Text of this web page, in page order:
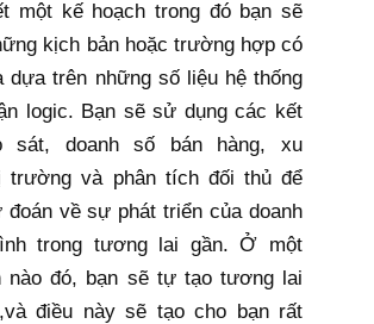
một kế hoạch trong đó bạn sẽ
kịch bản hoặc trường hợp có
dựa trên những số liệu hệ thống
logic. Bạn sẽ sử dụng các kết
sát, doanh số bán hàng, xu
trường và phân tích đối thủ để
về sự phát triển của doanh
trong tương lai gần. Ở một
nào đó, bạn sẽ tự tạo tương lai
điều này sẽ tạo cho bạn rất